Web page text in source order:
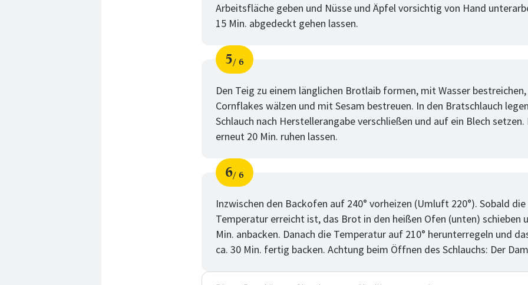
Arbeitsfläche geben und Nüsse und Äpfel vorsichtig von Hand
15 Min. abgedeckt gehen lassen.
Schritt
5
von
6
Den Teig zu einem länglichen Brotlaib formen, mit Wasser
Cornflakes wälzen und mit Sesam bestreuen. In den Bratschlauch
Schlauch nach Herstellerangabe verschließen und auf ein Blech
erneut 20 Min. ruhen lassen.
Schritt
6
von
6
Inzwischen den Backofen auf 240° vorheizen (Umluft 220°). Sobald die
Temperatur erreicht ist, das Brot in den heißen Ofen (unten) schieben
Min. anbacken. Danach die Temperatur auf 210° herunterregeln und
ca. 30 Min. fertig backen. Achtung beim Öffnen des Schlauchs: Der